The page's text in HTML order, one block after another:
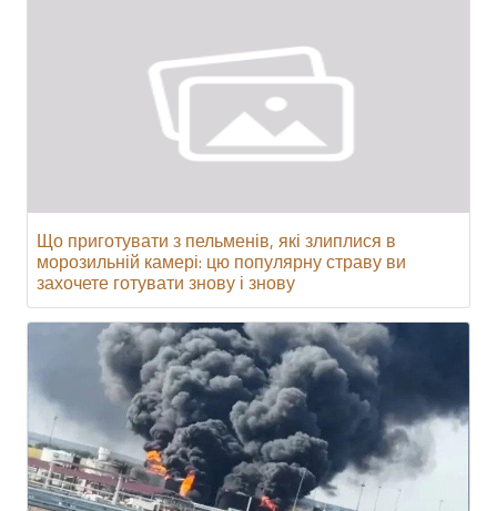
Що приготувати з пельменів, які злиплися в
морозильній камері: цю популярну страву ви
захочете готувати знову і знову